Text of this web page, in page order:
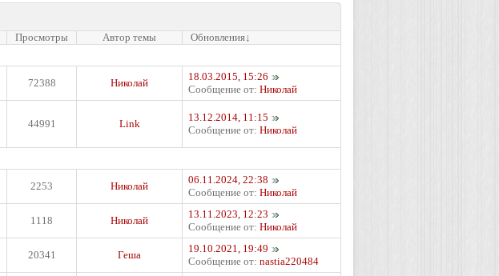
Просмотры Автор темы Обновления↓
72388 Николай
18.03.2015, 15:26
Сообщение от: Николай
44991 Link
13.12.2014, 11:15
Сообщение от: Николай
2253 Николай
06.11.2024, 22:38
Сообщение от: Николай
1118 Николай
13.11.2023, 12:23
Сообщение от: Николай
20341 Геша
19.10.2021, 19:49
Сообщение от: nastia220484